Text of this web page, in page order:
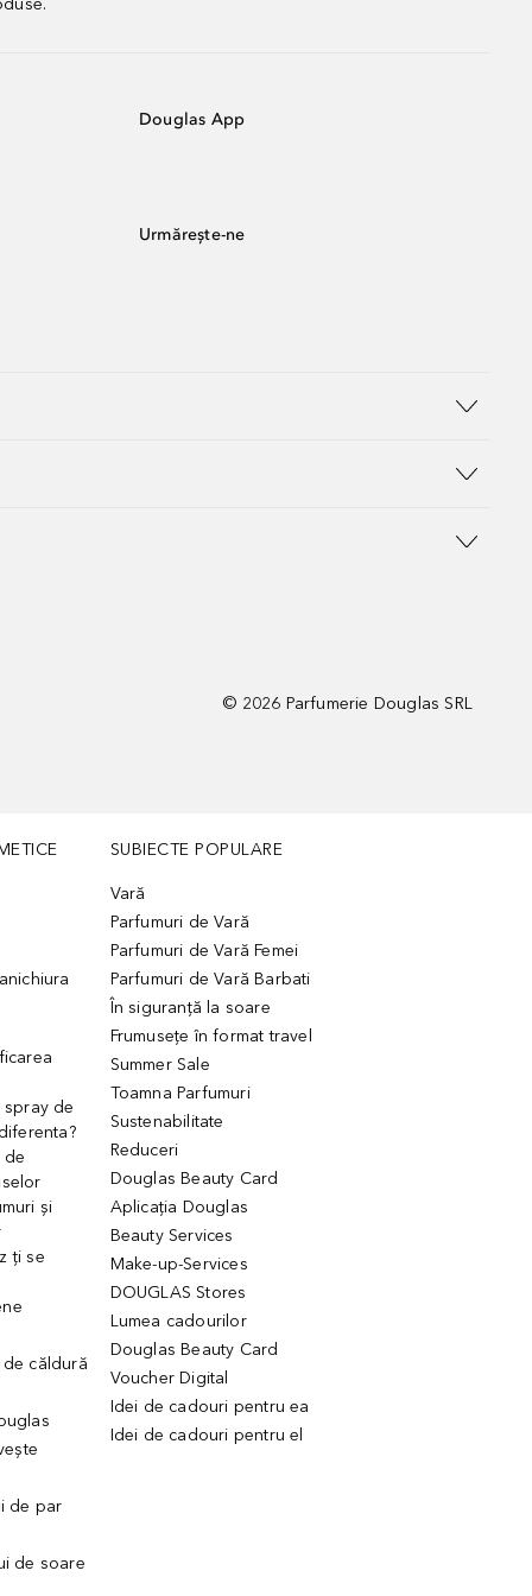
Douglas App
Urmărește-ne
© 2026 Parfumerie Douglas SRL
spray de
de
și
ți se
căldură
de par
de soare
SUBIECTE POPULARE
Vară
Parfumuri de Vară
Parfumuri de Vară Femei
Parfumuri de Vară Barbati
În siguranță la soare
Frumusețe în format travel
Summer Sale
Toamna Parfumuri
Sustenabilitate
Reduceri
Douglas Beauty Card
Aplicația Douglas
Beauty Services
Make-up-Services
DOUGLAS Stores
Lumea cadourilor
Douglas Beauty Card
Voucher Digital
Idei de cadouri pentru ea
Idei de cadouri pentru el